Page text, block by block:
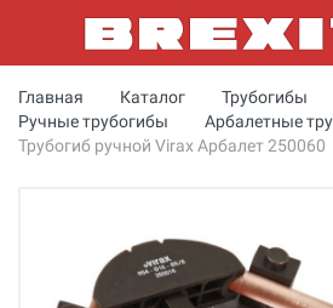
Главная Каталог
Трубогибы
Ручные трубогибы
Арбалетные
Трубогиб ручной Virax Арбалет 250060